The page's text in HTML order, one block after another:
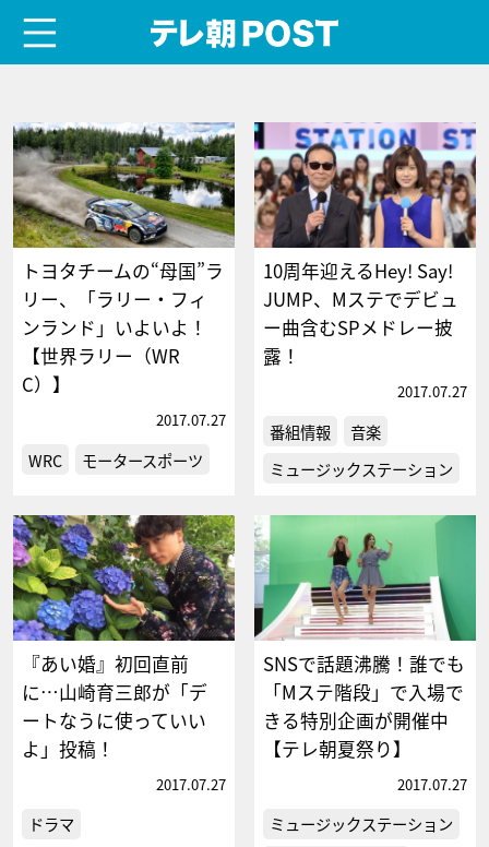
トヨタチームの“母国”ラ
リー、「ラリー・フィ
ンランド」いよいよ！
【世界ラリー（WR
C）】
2017.07.27
WRC モータースポーツ
10周年迎えるHey! Say!
JUMP、Mステでデビュ
ー曲含むSPメドレー披
露！
2017.07.27
番組情報
音楽
ミュージックステーション
『あい婚』初回直前
に…山崎育三郎が「デ
ートなうに使っていい
よ」投稿！
2017.07.27
ドラマ
SNSで話題沸騰！誰でも
「Mステ階段」で入場で
きる特別企画が開催中
【テレ朝夏祭り】
2017.07.27
ミュージックステーション